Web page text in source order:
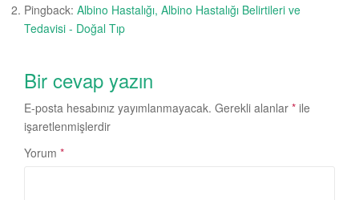
Pingback: Albino Hastalığı, Albino Hastalığı Belirtileri ve
Tedavisi - Doğal Tıp
Bir cevap yazın
E-posta hesabınız yayımlanmayacak. Gerekli alanlar * ile
işaretlenmişlerdir
Yorum *